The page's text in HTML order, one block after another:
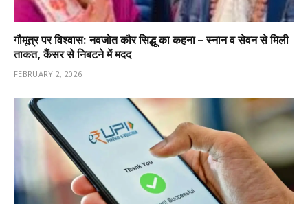
गौमूत्र पर विश्वास: नवजोत कौर सिद्धू का कहना – स्नान व सेवन से मिली
ताकत, कैंसर से निबटने में मदद
FEBRUARY 2, 2026